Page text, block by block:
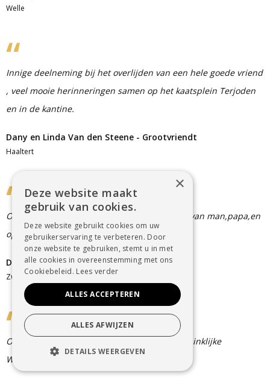
Welle
Innige deelneming bij het overlijden van een hele goede vriend
, veel mooie herinneringen samen op het kaatsplein Terjoden
en in de kantine.
Dany en Linda Van den Steene - Grootvriendt
Haaltert
Onze oprechte deelneming,bij het overlijden van man,papa,en
opa .veel sterkte
Dldier&Claudine Decoutere Nys
Zwevegem
Oprechte deelneming. Timmy Neerinckx - Koninklijke
Wielerclub Terjoden
×
Deze website maakt
gebruik van cookies.
Deze website gebruikt cookies om uw
gebruikerservaring te verbeteren. Door
onze website te gebruiken, stemt u in met
alle cookies in overeenstemming met ons
Cookiebeleid. Lees verder
ALLES ACCEPTEREN
ALLES AFWIJZEN
DETAILS WEERGEVEN
STRIKT NOODZAKELIJK